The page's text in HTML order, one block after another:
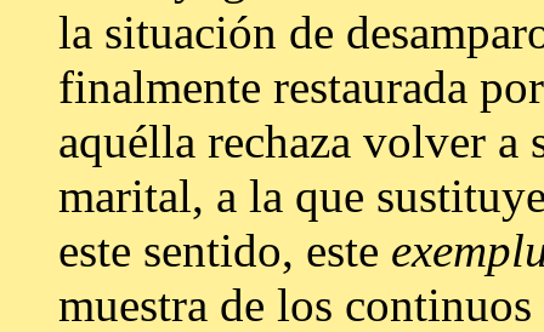
la situación de
finalmente restaurada
aquélla rechaza volver a
marital, a la que
este sentido, este
muestra de los